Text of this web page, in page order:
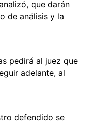
que darán
de análisis y la
pedirá al juez que
adelante, al
defendido se